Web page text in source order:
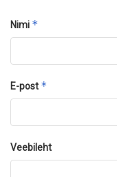
Nimi *
E-post *
Veebileht